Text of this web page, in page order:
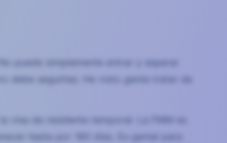
puede simplemente entrar y esperar
debe seguirlas. He visto gente tratar de
hasta por 180 días. Es genial para